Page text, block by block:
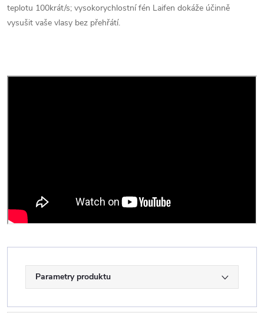
teplotu 100krát/s; vysokorychlostní fén Laifen dokáže účinně
vysušit vaše vlasy bez přehřátí.
Parametry produktu